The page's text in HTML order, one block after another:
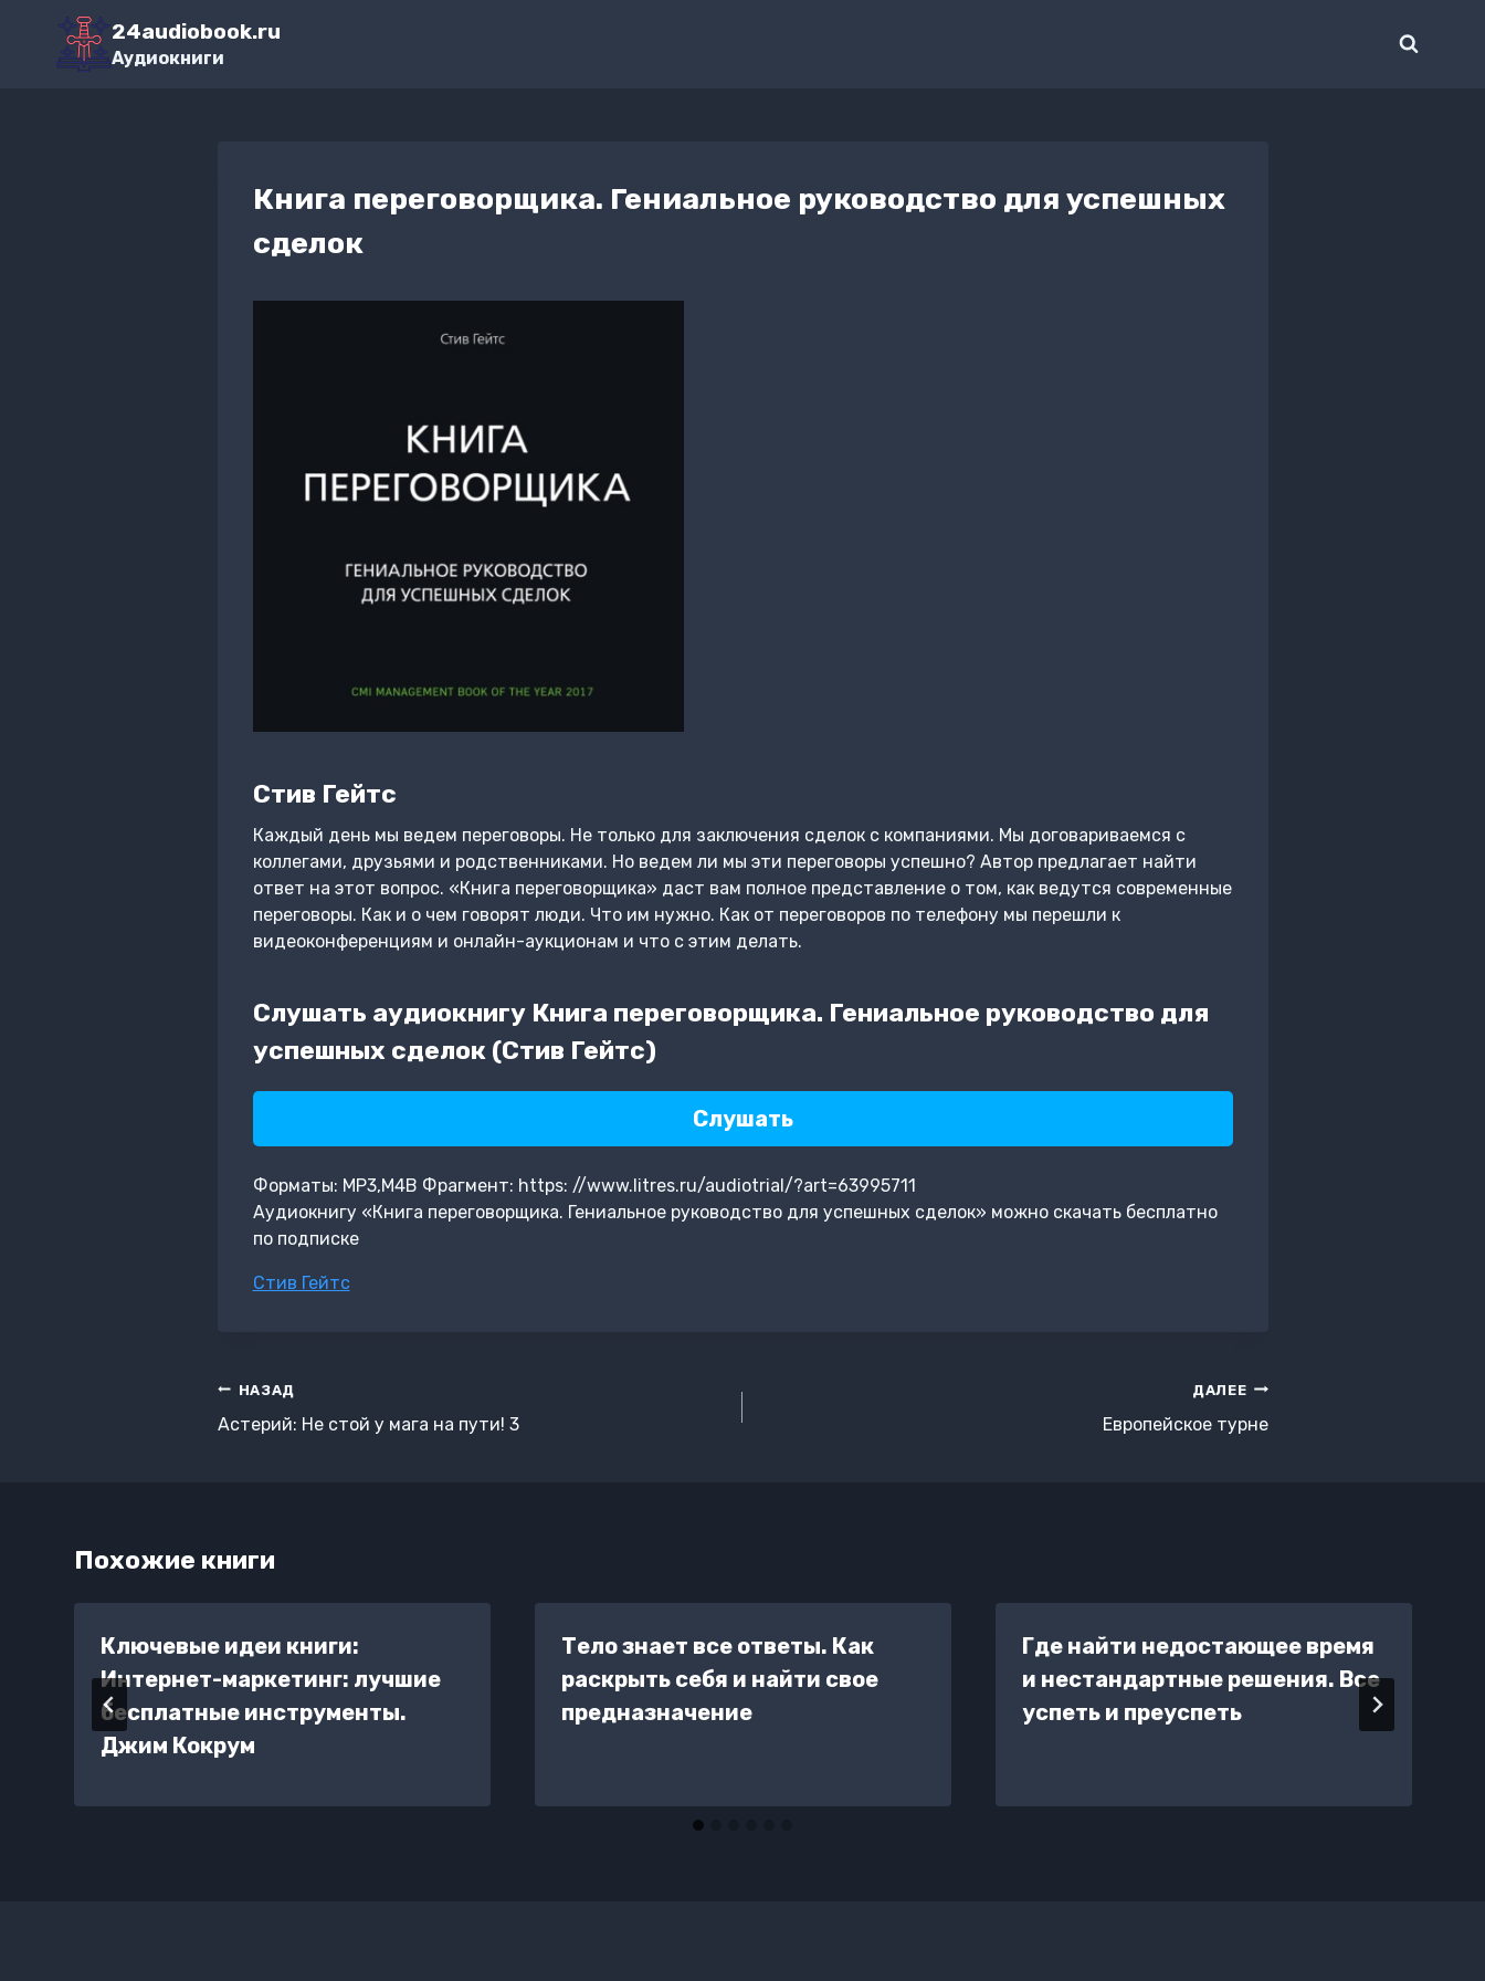
Перейти
содержимому
24audiobook.ru
Аудиокниги
Книга переговорщика. Гениальное руководство для успешных
сделок
Стив Гейтс
Каждый день мы ведем переговоры. Не только для заключения сделок с компаниями. Мы договариваемся с
коллегами, друзьями и родственниками. Но ведем ли мы эти переговоры успешно? Автор предлагает найти
ответ на этот вопрос. «Книга переговорщика» даст вам полное представление о том, как ведутся современные
переговоры. Как и о чем говорят люди. Что им нужно. Как от переговоров по телефону мы перешли к
видеоконференциям и онлайн-аукционам и что с этим делать.
Слушать аудиокнигу Книга переговорщика. Гениальное руководство для
успешных сделок (Стив Гейтс)
Слушать
Форматы: MP3,M4B Фрагмент: https: //www.litres.ru/audiotrial/?art=63995711
Аудиокнигу «Книга переговорщика. Гениальное руководство для успешных сделок» можно скачать бесплатно
по подписке
Метки
Стив Гейтс
Навигация
по
НАЗАД
Астерий: Не стой у мага на пути! 3
ДАЛЕЕ
Европейское турне
Похожие книги
Ключевые идеи книги:
Интернет-маркетинг: лучшие
бесплатные инструменты.
Джим Кокрум
Тело знает все ответы. Как
раскрыть себя и найти свое
предназначение
Где найти недостающее время
и нестандартные решения. Все
успеть и преуспеть